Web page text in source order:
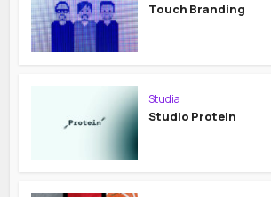
Touch Branding
Studia
Studio Protein